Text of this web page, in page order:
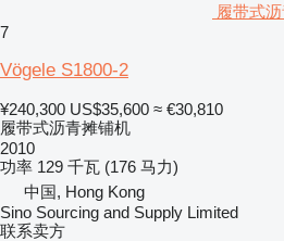
履带式
7
Vögele S1800-2
¥240,300 US$35,600 ≈ €30,810
履带式沥青摊铺机
2010
功率 129 千瓦 (176 马力)
中国, Hong Kong
Sino Sourcing and Supply Limited
联系卖方